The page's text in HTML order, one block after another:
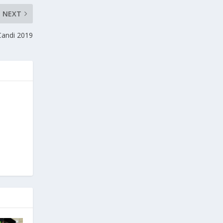
NEXT
2019